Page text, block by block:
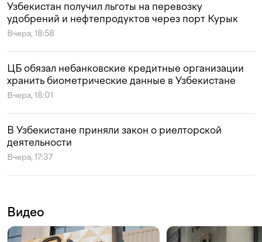
Узбекистан получил льготы на перевозку
удобрений и нефтепродуктов через порт Курык
Вчера, 18:58
ЦБ обязал небанковские кредитные организации
хранить биометрические данные в Узбекистане
Вчера, 18:01
В Узбекистане приняли закон о риелторской
деятельности
Вчера, 17:37
Видео